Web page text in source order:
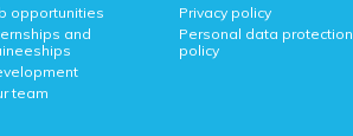
opportunities
and
team
Privacy policy
Personal data protection
policy